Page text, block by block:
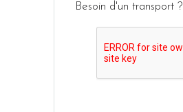
Besoin d'un transport ?